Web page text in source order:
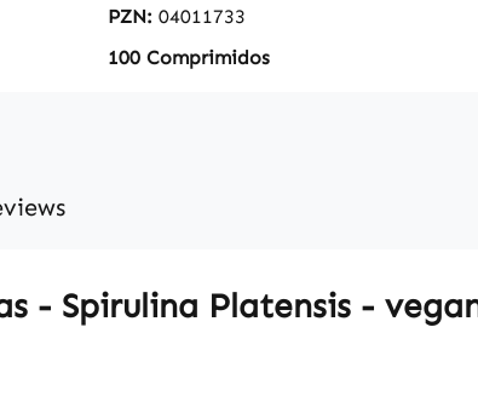
PZN: 04011733
100 Comprimidos
- Spirulina Platensis -